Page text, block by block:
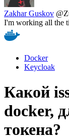
Zakhar Guskov
I'm working all the
Docker
Keycloak
Какой
docker,
токена?